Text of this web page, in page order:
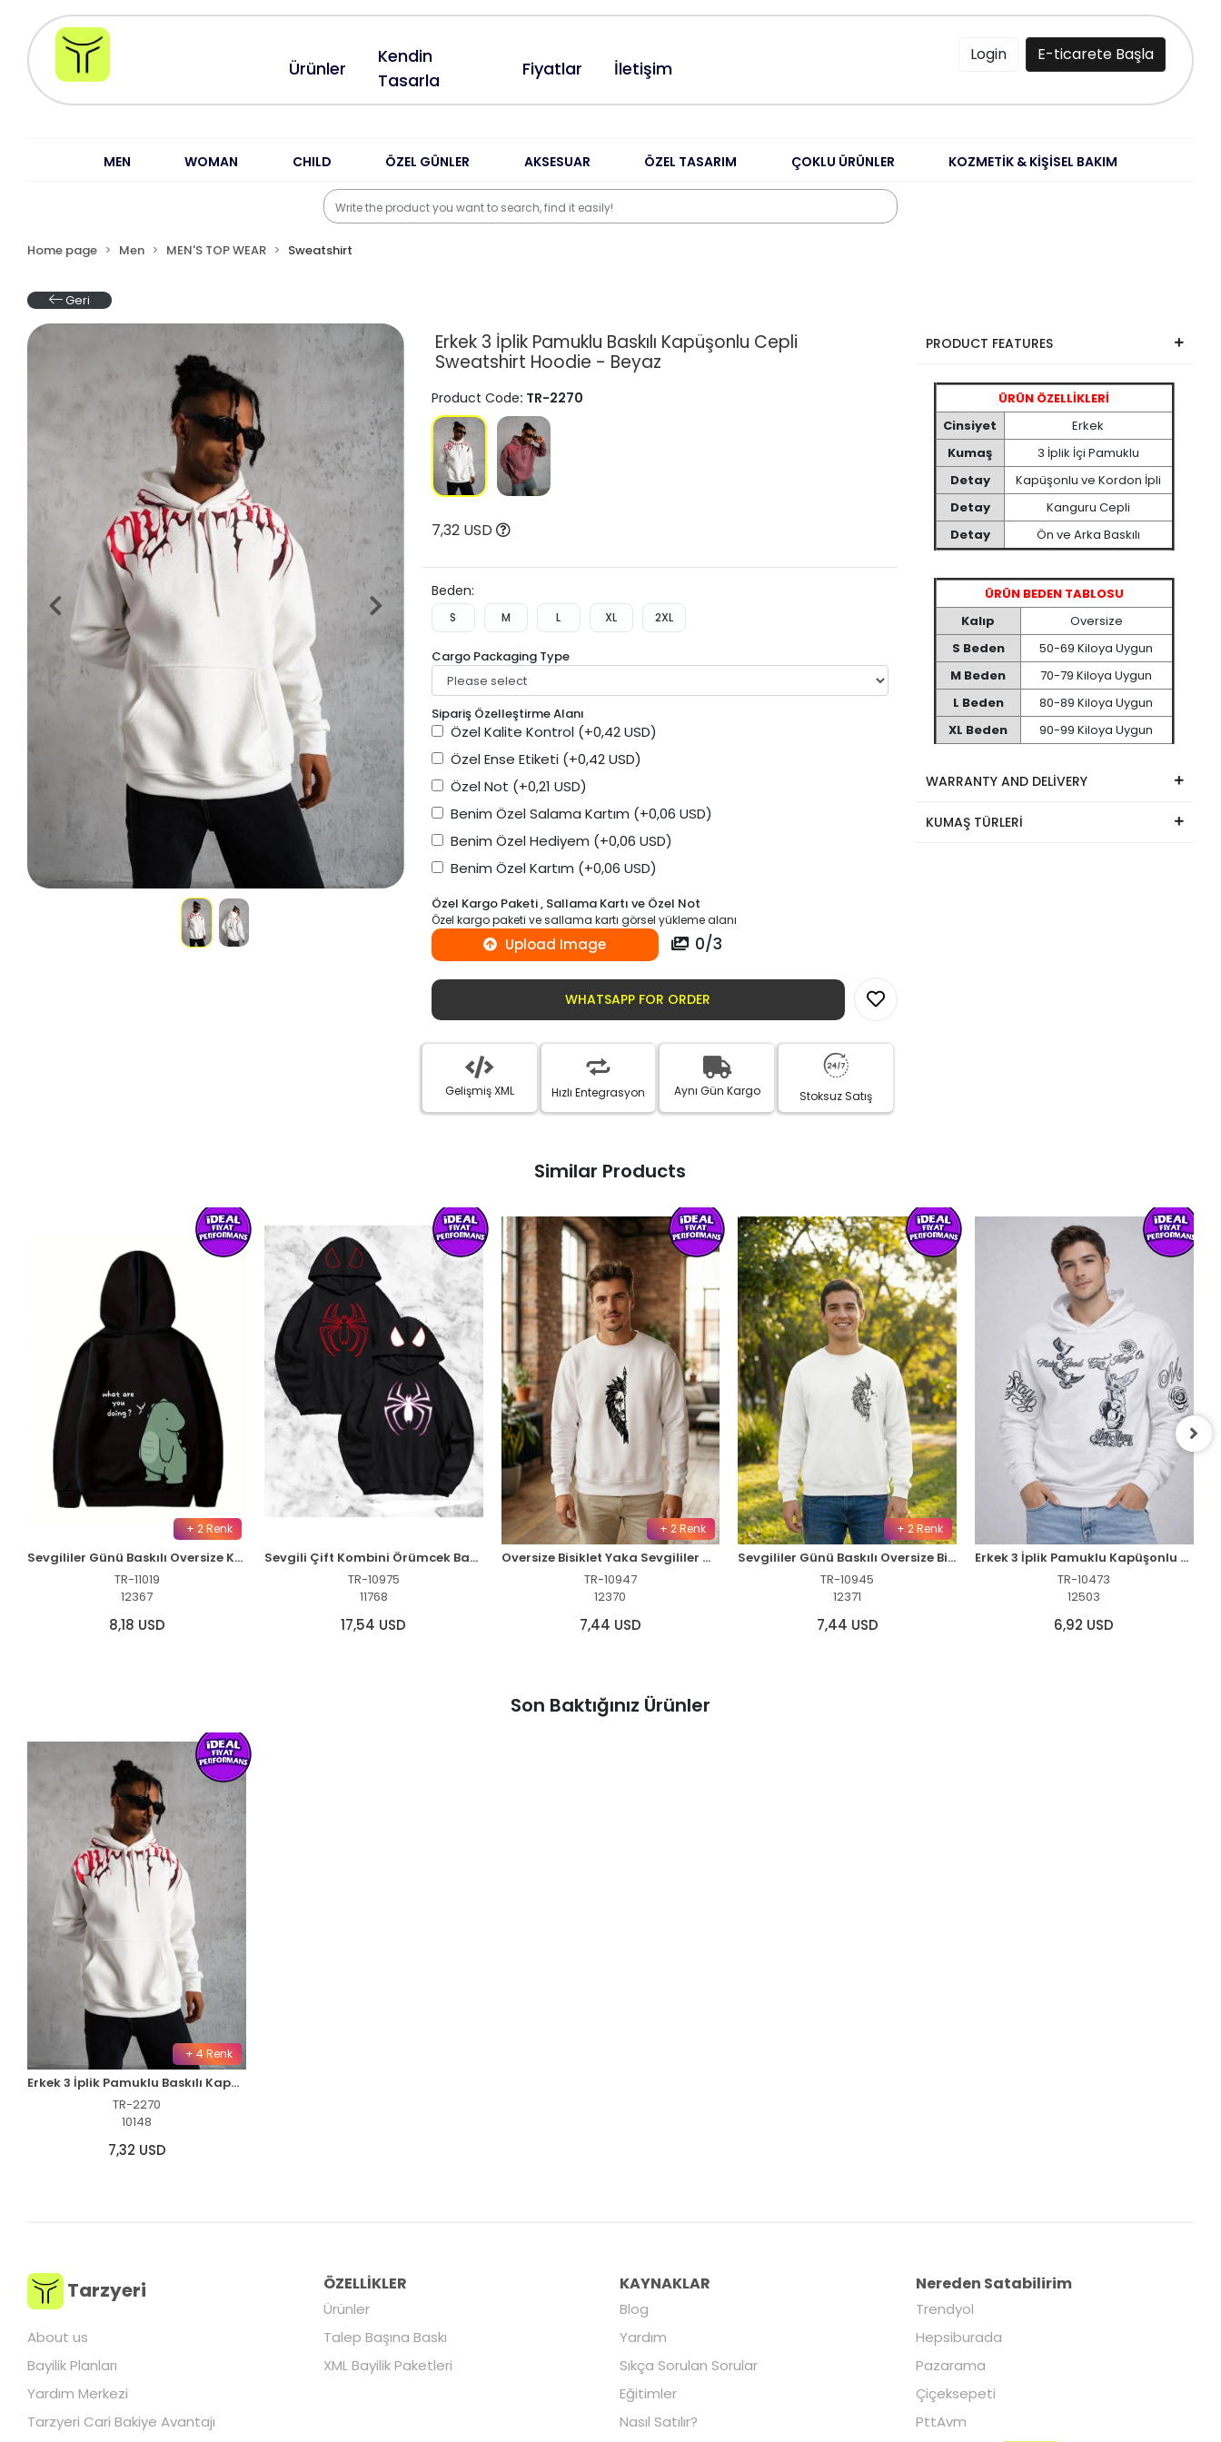
Ürünler
Kendin
Tasarla
Fiyatlar İletişim
Login E-ticarete Başla
MEN WOMAN CHILD ÖZEL GÜNLER AKSESUAR ÖZEL TASARIM ÇOKLU ÜRÜNLER KOZMETİK & KİŞİSEL BAKIM
Home page Men MEN'S TOP WEAR Sweatshirt
Geri
Erkek 3 İplik Pamuklu Baskılı Kapüşonlu Cepli
Sweatshirt Hoodie - Beyaz
Product Code: TR-2270
7,32 USD
Beden:
S M L XL 2XL
Cargo Packaging Type
Sipariş Özelleştirme Alanı
Özel Kalite Kontrol (+0,42 USD)
Özel Ense Etiketi (+0,42 USD)
Özel Not (+0,21 USD)
Benim Özel Salama Kartım (+0,06 USD)
Benim Özel Hediyem (+0,06 USD)
Benim Özel Kartım (+0,06 USD)
Özel Kargo Paketi , Sallama Kartı ve Özel Not
Özel kargo paketi ve sallama kartı görsel yükleme alanı
Upload Image 0/3
WHATSAPP FOR ORDER
Gelişmiş XML Hızlı Entegrasyon Aynı Gün Kargo Stoksuz Satış
PRODUCT FEATURES
ÜRÜN ÖZELLİKLERİ
Cinsiyet
Erkek
Kumaş
3 İplik İçi Pamuklu
Detay
Kapüşonlu ve Kordon İpli
Detay
Kanguru Cepli
Detay
Ön ve Arka Baskılı
ÜRÜN BEDEN TABLOSU
Kalıp
Oversize
S Beden
50-69 Kiloya Uygun
M Beden
70-79 Kiloya Uygun
L Beden
80-89 Kiloya Uygun
XL Beden
90-99 Kiloya Uygun
WARRANTY AND DELİVERY
KUMAŞ TÜRLERİ
Similar Products
+ 2 Renk
Sevgililer Günü Baskılı Oversize Kapüşonlu Sweatshirt Hoodie - Siyah
TR-11019
12367
8,18 USD
Sevgili Çift Kombini Örümcek Baskılı Kapüşonlu Sweatshirt Hoodie - Siyah
TR-10975
11768
17,54 USD
+ 2 Renk
Oversize Bisiklet Yaka Sevgililer Günü Baskılı Sweatshirt - Beyaz
TR-10947
12370
7,44 USD
+ 2 Renk
Sevgililer Günü Baskılı Oversize Bisiklet Yaka Sweatshirt - Beyaz
TR-10945
12371
7,44 USD
Erkek 3 İplik Pamuklu Kapüşonlu Baskılı SweatShirt hoodie - Beyaz
TR-10473
12503
6,92 USD
Son Baktığınız Ürünler
+ 4 Renk
Erkek 3 İplik Pamuklu Baskılı Kapüşonlu Cepli Sweatshirt Hoodie - Beyaz
TR-2270
10148
7,32 USD
Tarzyeri
About us
Bayilik Planları
Yardım Merkezi
Tarzyeri Cari Bakiye Avantajı
ÖZELLİKLER
Ürünler
Talep Başına Baskı
XML Bayilik Paketleri
KAYNAKLAR
Blog
Yardım
Sıkça Sorulan Sorular
Eğitimler
Nasıl Satılır?
Nereden Satabilirim
Trendyol
Hepsiburada
Pazarama
Çiçeksepeti
PttAvm